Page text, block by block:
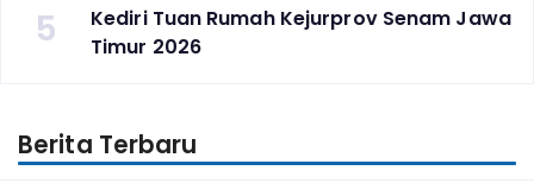
5
Kediri Tuan Rumah Kejurprov Senam Jawa
Timur 2026
Berita Terbaru